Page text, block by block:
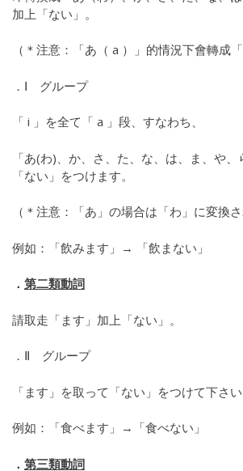
加上「ない」。
（＊注意：「あ（ a ）」的情況下會轉成
．Ⅰ グループ
「 i 」を全て「 a 」段、すなわち、
「あ(わ)、か、さ、た、な、は、ま、や、
「ない」をつけます。
（＊注意：「あ」の場合は「わ」に変換さ
例如：「飲みます」→ 「飲まない」
． 第二類動詞
請取走「ます」加上「ない」。
．Ⅱ グループ
「ます」を取って「ない」をつけて下さい
例如：「食べます」→「食べない」
． 第三類動詞